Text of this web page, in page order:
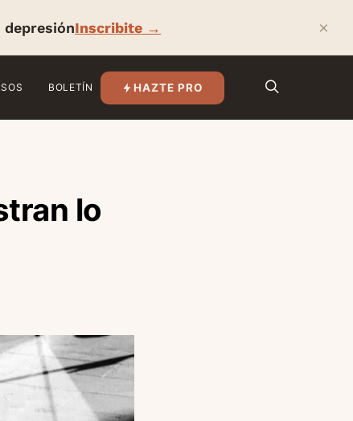
Inscribite → ×
BOLETÍN HAZTE PRO
lo